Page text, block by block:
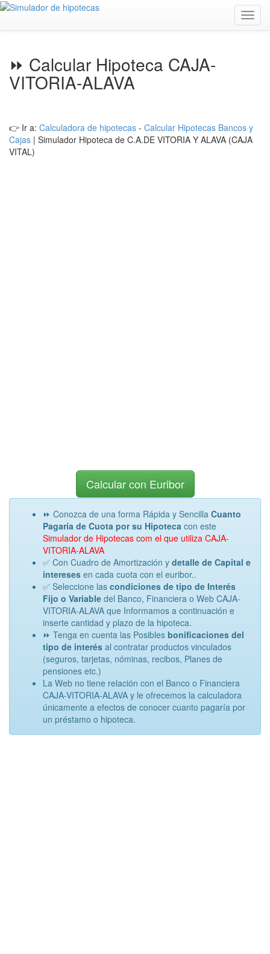
⏩ Calcular Hipoteca CAJA-
VITORIA-ALAVA
👉 Ir a: Calculadora de hipotecas - Calcular Hipotecas Bancos y
Cajas | Simulador Hipoteca de C.A.DE VITORIA Y ALAVA (CAJA
VITAL)
Calcular con Euribor
⏩ Conozca de una forma Rápida y Sencilla Cuanto
Pagaría de Cuota por su Hipoteca con este
Simulador de Hipotecas com el que utiliza CAJA-
VITORIA-ALAVA
✅ Con Cuadro de Amortización y detalle de Capital e
intereses en cada cuota con el euribor..
✅ Seleccione las condiciones de tipo de Interés
Fijo o Variable del Banco, Financiera o Web CAJA-
VITORIA-ALAVA que Informamos a continuación e
inserte cantidad y plazo de la hipoteca.
⏩ Tenga en cuenta las Posibles bonificaciones del
tipo de interés al contratar productos vinculados
(seguros, tarjetas, nóminas, recibos, Planes de
pensiones etc.)
La Web no tiene relación con el Banco o Financiera
CAJA-VITORIA-ALAVA y le ofrecemos la calculadora
únicamente a efectos de conocer cuanto pagaría por
un préstamo o hipoteca.